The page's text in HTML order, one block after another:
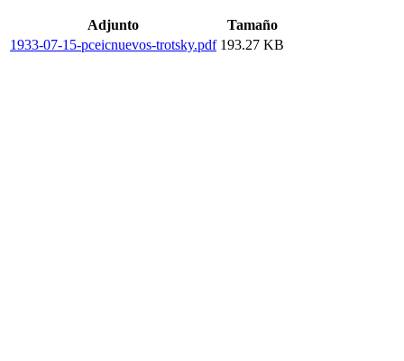
Adjunto
Tamaño
1933-07-15-pceicnuevos-trotsky.pdf 193.27 KB